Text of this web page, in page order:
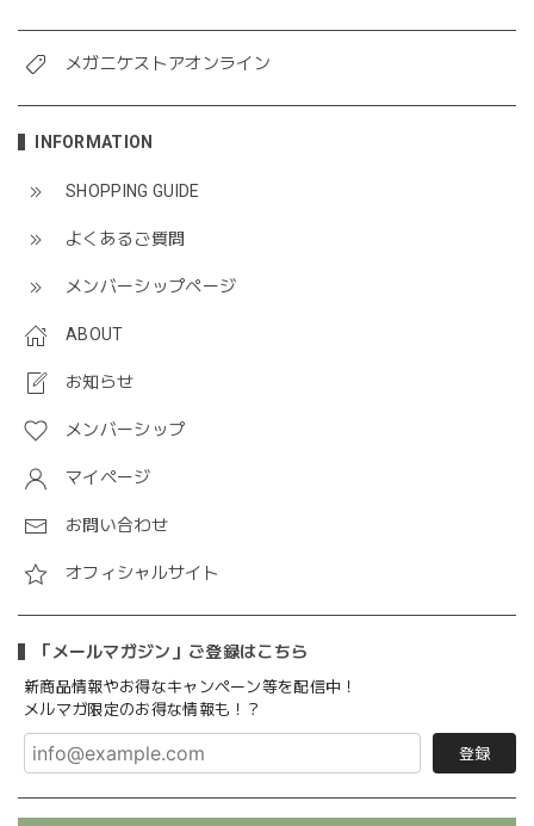
メガニケストアオンライン
INFORMATION
SHOPPING GUIDE
よくあるご質問
メンバーシップページ
ABOUT
お知らせ
メンバーシップ
マイページ
お問い合わせ
オフィシャルサイト
「メールマガジン」ご登録はこちら
新商品情報やお得なキャンペーン等を配信中！
メルマガ限定のお得な情報も！？
登録